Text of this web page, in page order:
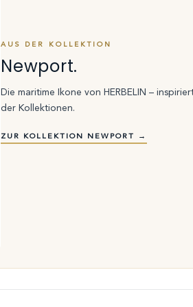
AUS DER KOLLEKTION
Newport.
Die maritime Ikone von HERBELIN –
der Kollektionen.
ZUR KOLLEKTION NEWPORT →